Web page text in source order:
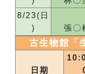
8/23(日
)
張〇
古生物館「
日期